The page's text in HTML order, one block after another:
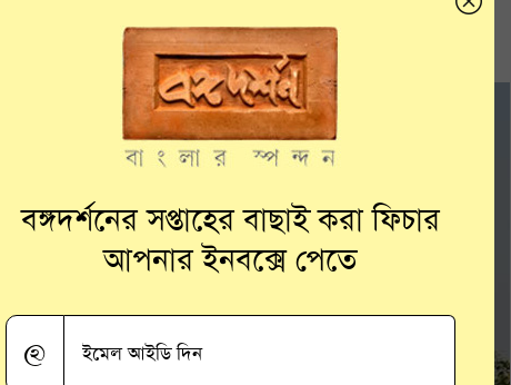
বঙ্গদর্শনের সপ্তাহের বাছাই করা ফিচার
আপনার ইনবক্সে পেতে
@